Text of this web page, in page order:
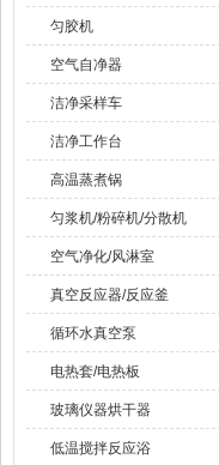
匀胶机
空气自净器
洁净采样车
洁净工作台
高温蒸煮锅
匀浆机/粉碎机/分散机
空气净化/风淋室
真空反应器/反应釜
循环水真空泵
电热套/电热板
玻璃仪器烘干器
低温搅拌反应浴